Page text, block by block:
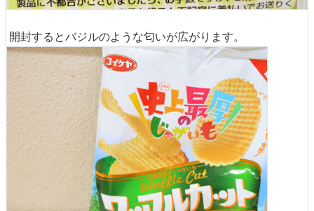
開封するとバジルのような匂いが広がります。